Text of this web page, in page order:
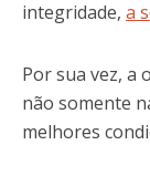
integridade, a
Por sua vez, a
não somente
melhores